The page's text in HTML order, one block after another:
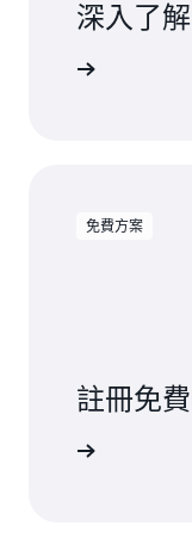
深入了
免費方案
註冊免